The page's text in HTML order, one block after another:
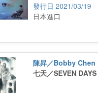
2021/03/19
日本進口
陳昇／Bobby Chen
七天／SEVEN DAYS